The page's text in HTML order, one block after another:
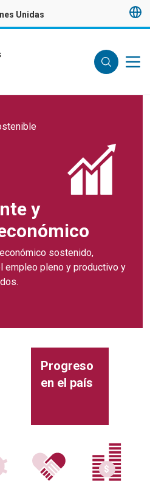
Unidas
y
sostenido,
empleo pleno y productivo y
Progreso
en el país